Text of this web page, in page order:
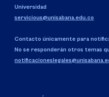
Universidad
servicious@unisabana.edu.co
Contacto únicamente para
No se responderán otros temas